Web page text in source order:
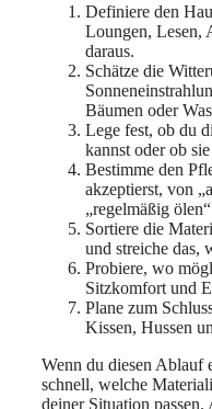
Definiere den
Loungen, Lesen,
daraus.
Schätze die
Bäumen oder
Lege fest, ob du
kannst oder ob
Bestimme den
akzeptierst, von
„regelmäßig
Sortiere die
und streiche das,
Probiere, wo
Sitzkomfort und
Plane zum
Kissen, Hussen
Wenn du diesen Ablauf
schnell, welche
deiner Situation